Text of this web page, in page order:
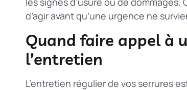
d’agir avant qu’une urgence ne
Quand faire appel à
l’entretien
L’entretien régulier de vos serrures